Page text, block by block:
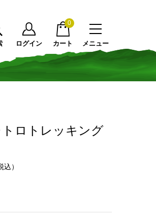
メニュー
ログイン カート
0
ロトレッキング
込）